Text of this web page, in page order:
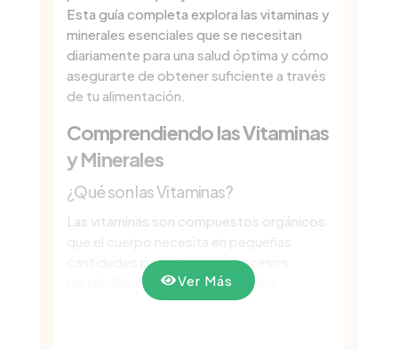
Esta guía completa explora las vitaminas y
minerales esenciales que se necesitan
diariamente para una salud óptima y cómo
asegurarte de obtener suficiente a través
de tu alimentación.
Comprendiendo las Vitaminas
y Minerales
¿Qué son las Vitaminas?
Las vitaminas son compuestos orgánicos
que el cuerpo necesita en pequeñas
cantidades para diversos procesos
metabólicos. Se clasifican en dos
Ver Más